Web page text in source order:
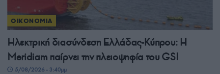
ΟΙΚΟΝΟΜΙΑ
Ηλεκτρική διασύνδεση Ελλάδας-Κύπρου: Η
Meridiam παίρνει την πλειοψηφία του GSI
5/08/2026 - 3:40μμ